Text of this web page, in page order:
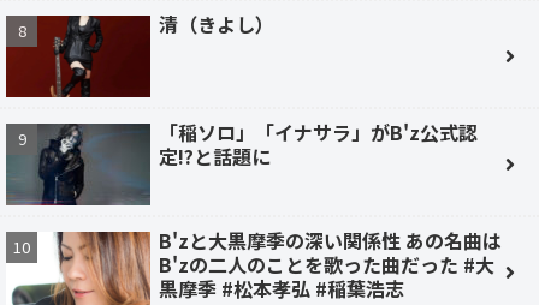
清（きよし）
「稲ソロ」「イナサラ」がB'z公式認
定!?と話題に
B'zと大黒摩季の深い関係性 あの名曲は
B'zの二人のことを歌った曲だった #大
黒摩季 #松本孝弘 #稲葉浩志